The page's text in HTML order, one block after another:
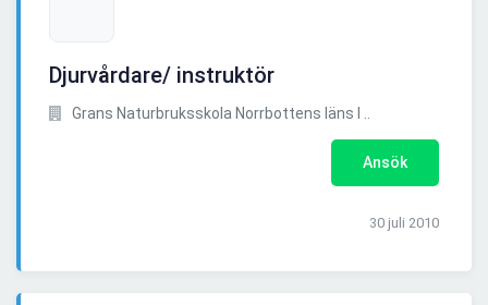
Djurvårdare/ instruktör
Grans Naturbruksskola Norrbottens läns l ..
Ansök
30 juli 2010